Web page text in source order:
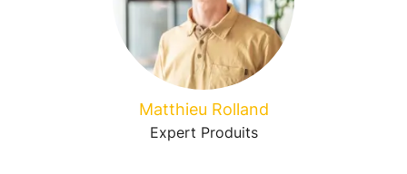
Matthieu Rolland
Expert Produits